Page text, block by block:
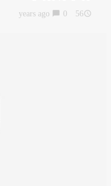
access_time
56 years ago
chat_bubble